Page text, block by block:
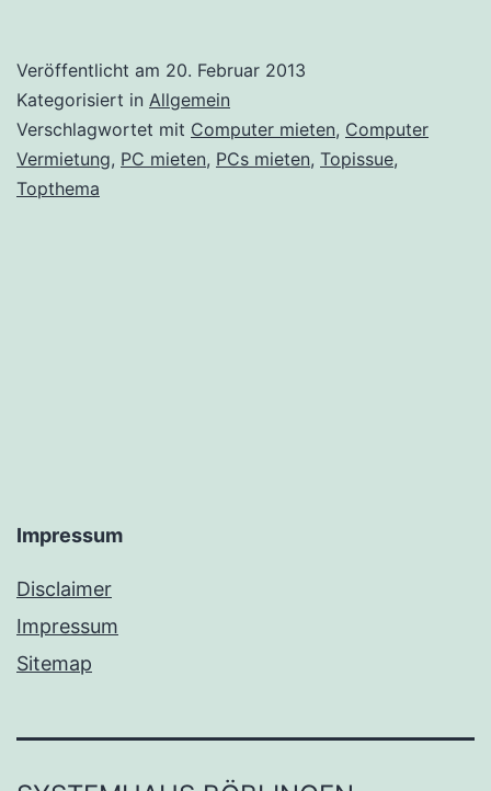
gemacht
–
mit
Veröffentlicht am 20. Februar 2013
Kategorisiert in Allgemein
Verschlagwortet mit Computer mieten, Computer
Vermietung, PC mieten, PCs mieten, Topissue,
Topthema
Impressum
Disclaimer
Impressum
Sitemap